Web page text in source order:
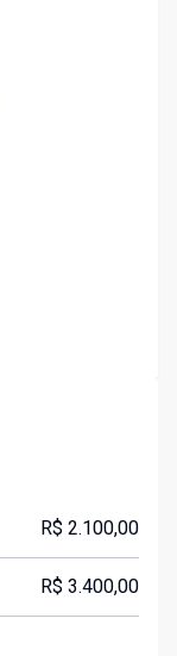
R$ 2.100,00
R$ 3.400,00